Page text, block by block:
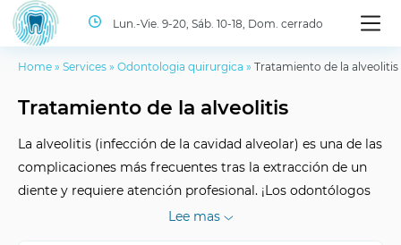
Lun.-Vie. 9-20, Sáb. 10-18, Dom. cerrado
Home » Services » Odontologia quirurgica » Tratamiento de la alveolitis
Tratamiento de la alveolitis
La alveolitis (infección de la cavidad alveolar) es una de las
complicaciones más frecuentes tras la extracción de un
diente y requiere atención profesional. ¡Los odontólogos
de la clínica ID Dent garantizan un tratamiento eficaz de
Lee mas